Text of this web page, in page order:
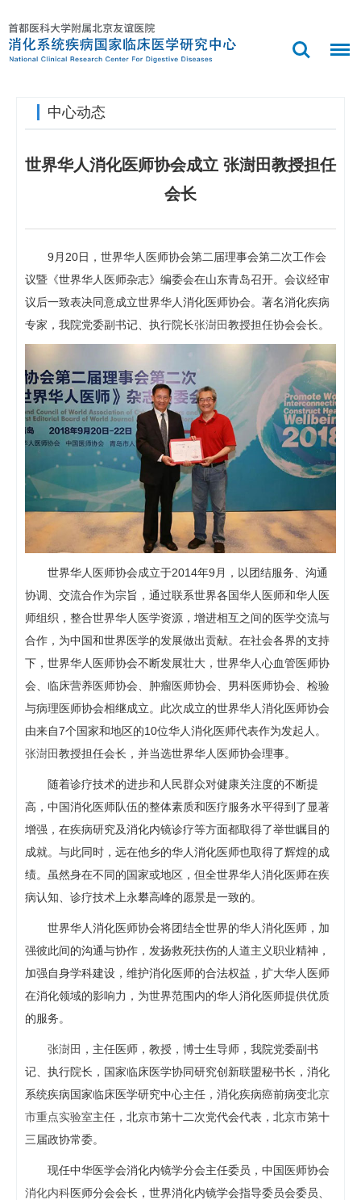
中心动态
世界华人消化医师协会成立 张澍田教授担任
会长
9月20日，世界华人医师协会第二届理事会第二次工作会
议暨《世界华人医师杂志》编委会在山东青岛召开。会议经审
议后一致表决同意成立世界华人消化医师协会。著名消化疾病
专家，我院党委副书记、执行院长张澍田教授担任协会会长。
世界华人医师协会成立于2014年9月，以团结服务、沟通
协调、交流合作为宗旨，通过联系世界各国华人医师和华人医
师组织，整合世界华人医学资源，增进相互之间的医学交流与
合作，为中国和世界医学的发展做出贡献。在社会各界的支持
下，世界华人医师协会不断发展壮大，世界华人心血管医师协
会、临床营养医师协会、肿瘤医师协会、男科医师协会、检验
与病理医师协会相继成立。此次成立的世界华人消化医师协会
由来自7个国家和地区的10位华人消化医师代表作为发起人。
张澍田教授担任会长，并当选世界华人医师协会理事。
随着诊疗技术的进步和人民群众对健康关注度的不断提
高，中国消化医师队伍的整体素质和医疗服务水平得到了显著
增强，在疾病研究及消化内镜诊疗等方面都取得了举世瞩目的
成就。与此同时，远在他乡的华人消化医师也取得了辉煌的成
绩。虽然身在不同的国家或地区，但全世界华人消化医师在疾
病认知、诊疗技术上永攀高峰的愿景是一致的。
世界华人消化医师协会将团结全世界的华人消化医师，加
强彼此间的沟通与协作，发扬救死扶伤的人道主义职业精神，
加强自身学科建设，维护消化医师的合法权益，扩大华人医师
在消化领域的影响力，为世界范围内的华人消化医师提供优质
的服务。
张澍田 ，主任医师，教授，博士生导师，我院党委副书
记、执行院长，国家临床医学协同研究创新联盟秘书长，消化
系统疾病国家临床医学研究中心主任，消化疾病癌前病变北京
市重点实验室主任，北京市第十二次党代会代表，北京市第十
三届政协常委。
现任中华医学会消化内镜学分会主任委员，中国医师协会
消化内科医师分会会长，世界消化内镜学会指导委员会委员、